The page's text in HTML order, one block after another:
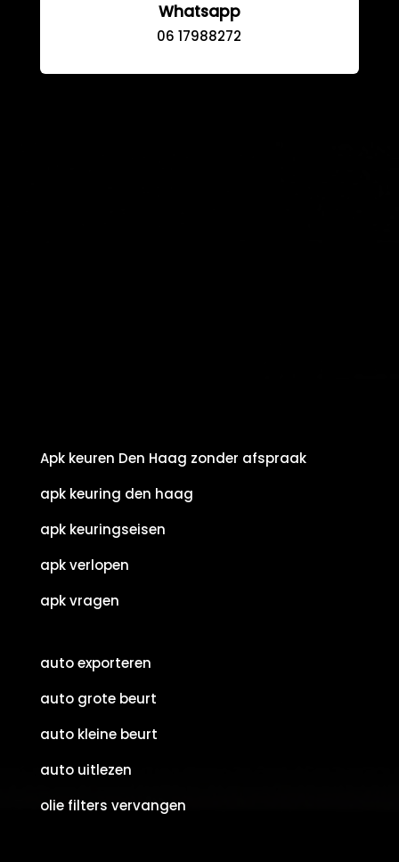
Whatsapp
06 17988272
Apk keuren Den Haag zonder afspraak
apk keuring den haag
apk keuringseisen
apk verlopen
apk vragen
auto exporteren
auto grote beurt
auto kleine beurt
auto uitlezen
olie filters vervangen